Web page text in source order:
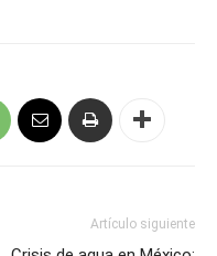
Artículo siguiente